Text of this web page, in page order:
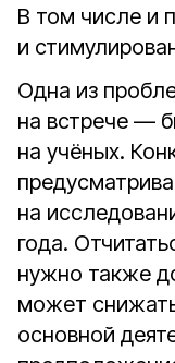
В том числе и
и
Одна из
на встрече —
на учёных.
на
года.
нужно также
может
основной